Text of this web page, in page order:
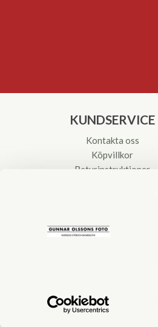
KUNDSERVICE
Kontakta oss
Köpvillkor
Returinstruktioner